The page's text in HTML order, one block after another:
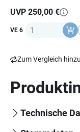
Insole, Verschluss:
UVP 250,00 €
VE 6 Anzahl
Zum Vergleich
Technische